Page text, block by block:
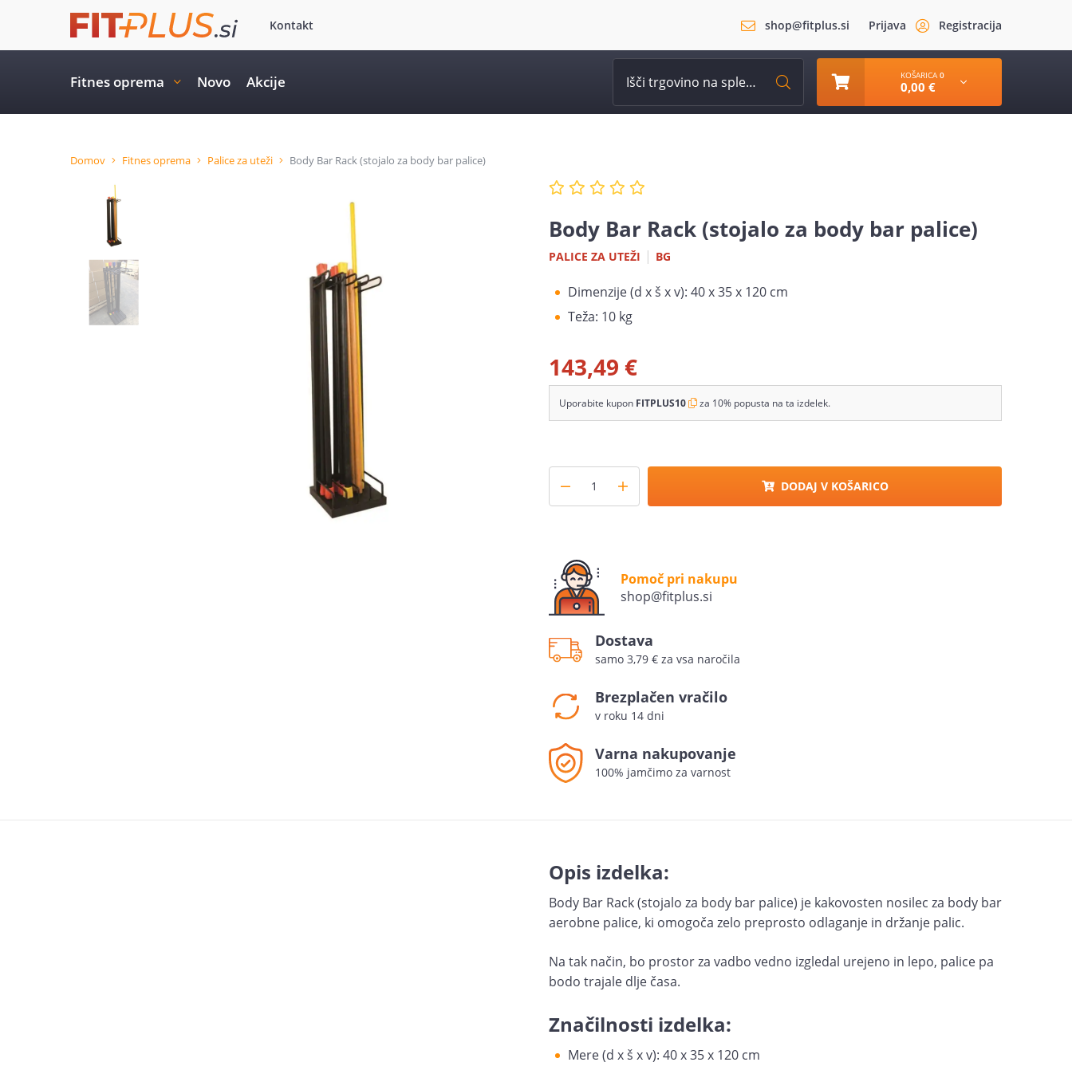
Kontakt shop@fitplus.si Prijava Registracija
Fitnes oprema Novo Akcije KOŠARICA 0
0,00 €
Domov Fitnes oprema Palice za uteži Body Bar Rack (stojalo za body bar palice)
Body Bar Rack (stojalo za body bar palice)
PALICE ZA UTEŽI | BG
Dimenzije (d x š x v): 40 x 35 x 120 cm
Teža: 10 kg
143,49 €
Uporabite kupon FITPLUS10 za 10% popusta na ta izdelek.
DODAJ V KOŠARICO
Pomoč pri nakupu
shop@fitplus.si
Dostava
samo 3,79 € za vsa naročila
Brezplačen vračilo
v roku 14 dni
Varna nakupovanje
100% jamčimo za varnost
Opis izdelka:
Body Bar Rack (stojalo za body bar palice) je kakovosten nosilec za body bar
aerobne palice, ki omogoča zelo preprosto odlaganje in držanje palic.
Na tak način, bo prostor za vadbo vedno izgledal urejeno in lepo, palice pa
bodo trajale dlje časa.
Značilnosti izdelka:
Mere (d x š x v): 40 x 35 x 120 cm